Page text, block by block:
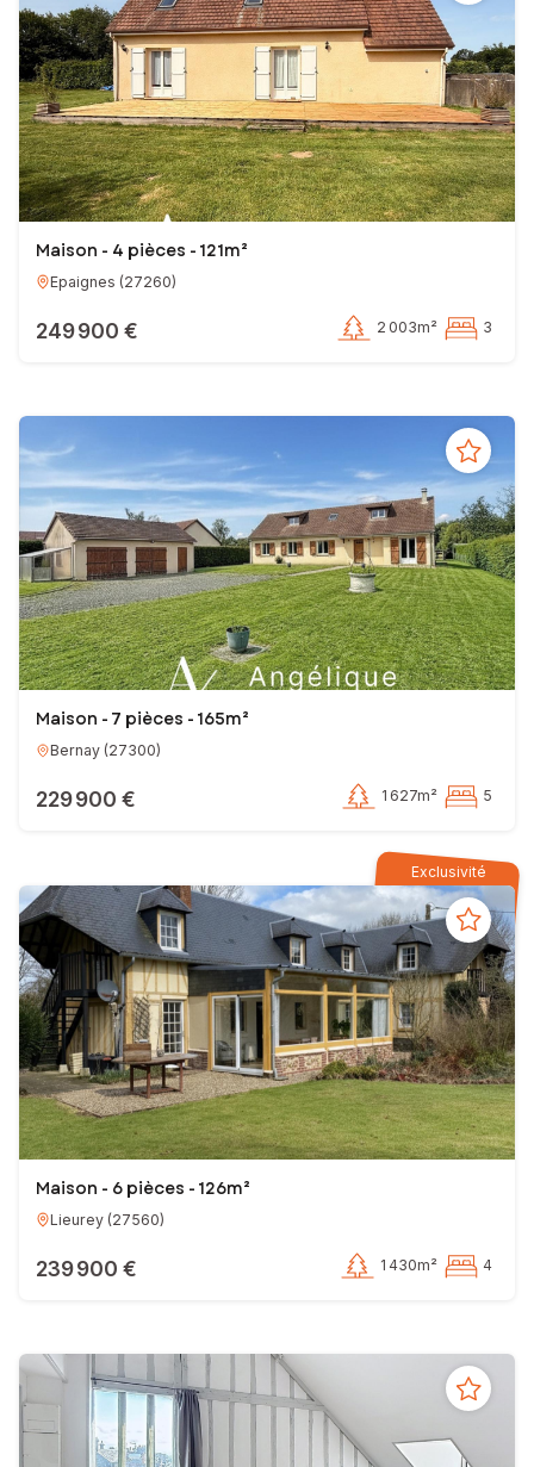
Maison - 4 pièces - 121m²
Epaignes (27260)
249 900 € 2 003m² 3
Maison - 7 pièces - 165m²
Bernay (27300)
229 900 € 1 627m² 5
Exclusivité
Maison - 6 pièces - 126m²
Lieurey (27560)
239 900 € 1 430m² 4